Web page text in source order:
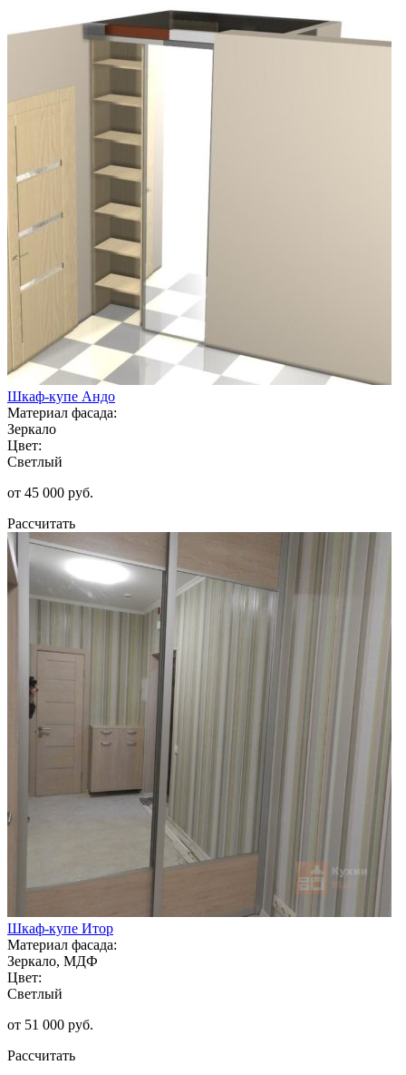
Шкаф-купе Андо
Материал фасада:
Зеркало
Цвет:
Светлый
от 45 000 руб.
Рассчитать
Шкаф-купе Итор
Материал фасада:
Зеркало, МДФ
Цвет:
Светлый
от 51 000 руб.
Рассчитать